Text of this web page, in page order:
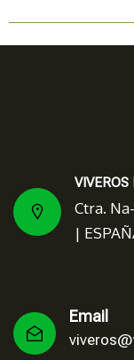
VIVEROS
Ctra.
|
Email